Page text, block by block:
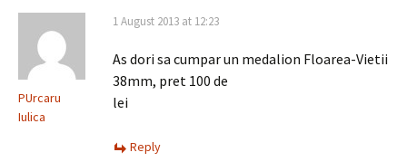
PUrcaru
Iulica
1 August 2013 at 12:23
As dori sa cumpar un medalion Floarea-Vietii
38mm, pret 100 de
lei
Reply